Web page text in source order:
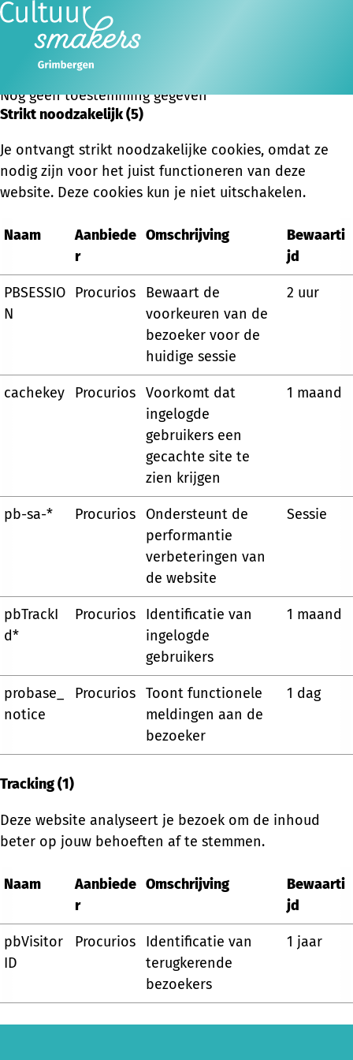
Beheer je cookies
Cookie-toestemming aanpassen
Nog geen toestemming gegeven
Strikt noodzakelijk (5)
Je ontvangt strikt noodzakelijke cookies, omdat ze
nodig zijn voor het juist functioneren van deze
website. Deze cookies kun je niet uitschakelen.
Naam
Aanbiede
r
Omschrijving
Bewaarti
jd
PBSESSIO
N
Procurios
Bewaart de
voorkeuren van de
bezoeker voor de
huidige sessie
2 uur
cachekey Procurios
Voorkomt dat
ingelogde
gebruikers een
gecachte site te
zien krijgen
1 maand
pb-sa-* Procurios
Ondersteunt de
performantie
verbeteringen van
de website
Sessie
pbTrackI
d*
Procurios
Identificatie van
ingelogde
gebruikers
1 maand
probase_
notice
Procurios
Toont functionele
meldingen aan de
bezoeker
1 dag
Tracking (1)
Deze website analyseert je bezoek om de inhoud
beter op jouw behoeften af te stemmen.
Naam
Aanbiede
r
Omschrijving
Bewaarti
jd
pbVisitor
ID
Procurios
Identificatie van
terugkerende
bezoekers
1 jaar